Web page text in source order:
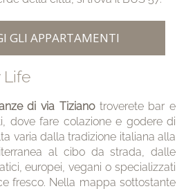
GLI APPARTAMENTI
Life
di via Tiziano troverete bar e
dove fare colazione e godere di
varia dalla tradizione italiana alla
al cibo da strada, dalle
europei, vegani o specializzati
fresco. Nella mappa sottostante